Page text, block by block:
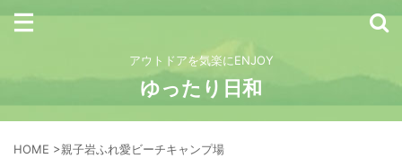
アウトドアを気楽にENJOY
ゆったり日和
HOME >親子岩ふれ愛ビーチキャンプ場